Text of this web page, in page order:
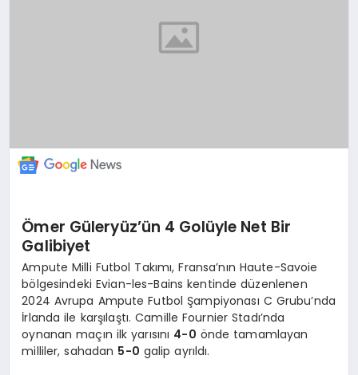
Ömer Güleryüz’ün 4 Golüyle Net Bir
Galibiyet
Ampute Milli Futbol Takımı, Fransa’nın Haute-Savoie
bölgesindeki Evian-les-Bains kentinde düzenlenen
2024 Avrupa Ampute Futbol Şampiyonası C Grubu’nda
İrlanda ile karşılaştı. Camille Fournier Stadı’nda
oynanan maçın ilk yarısını 4-0 önde tamamlayan
milliler, sahadan 5-0 galip ayrıldı.